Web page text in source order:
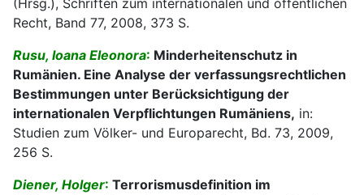
(Hrsg.), Schriften zum internationalen und öffentlichen
Recht, Band 77, 2008, 373 S.
Rusu, Ioana Eleonora: Minderheitenschutz in
Rumänien. Eine Analyse der verfassungsrechtlichen
Bestimmungen unter Berücksichtigung der
internationalen Verpflichtungen Rumäniens, in:
Studien zum Völker- und Europarecht, Bd. 73, 2009,
256 S.
Diener, Holger: Terrorismusdefinition im